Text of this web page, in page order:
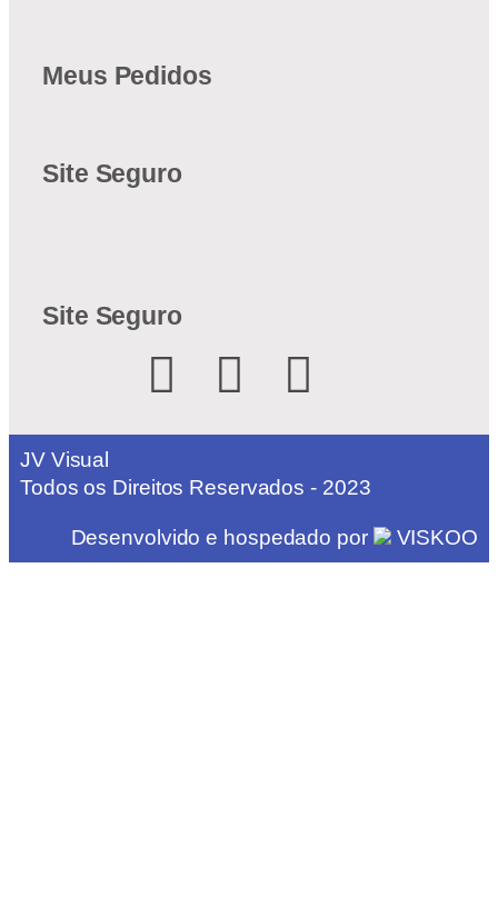
Meus Pedidos
Site Seguro
Site Seguro
JV Visual
Todos os Direitos Reservados - 2023
Desenvolvido e hospedado por VISKOO